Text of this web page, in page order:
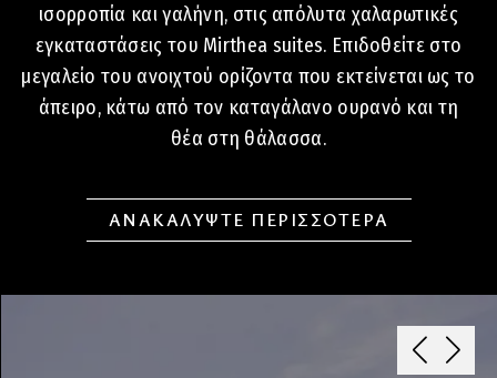
ισορροπία και γαλήνη, στις απόλυτα χαλαρωτικές
εγκαταστάσεις του Mirthea suites. Επιδοθείτε στο
μεγαλείο του ανοιχτού ορίζοντα που εκτείνεται ως το
άπειρο, κάτω από τον καταγάλανο ουρανό και τη
θέα στη θάλασσα.
ΑΝΑΚΑΛΥΨΤΕ ΠΕΡΙΣΣΟΤΕΡΑ